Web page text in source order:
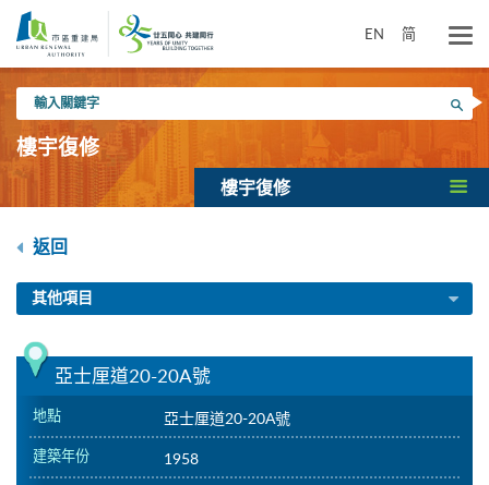
內
EN 简
入
關
鍵
搜尋
樓宇復修
樓宇復修
返回
其他項目
亞士厘道20-20A號
地點 亞士厘道20-20A號
建築年份 1958